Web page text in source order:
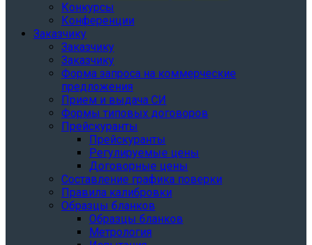
Конкурсы
Конференции
Заказчику
Заказчику
Заказчику
Форма запроса на коммерческие
предложения
Прием и выдача СИ
Формы типовых договоров
Прейскуранты
Прейскуранты
Регулируемые цены
Договорные цены
Составление графика поверки
Правила калибровки
Образцы бланков
Образцы бланков
Метрология